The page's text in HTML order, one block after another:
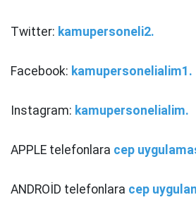
Twitter: kamupersoneli2.
Facebook: kamupersonelialim1.
Instagram: kamupersonelialim.
APPLE telefonlara cep
ANDROİD telefonlara cep